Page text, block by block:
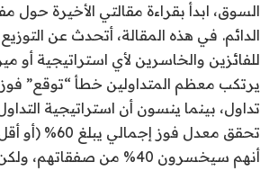
السوق، ابدأ بقراءة مقالتي الأخيرة حول
الدائم. في هذه المقالة، أتحدث عن
للفائزين والخاسرين لأي استراتيجية أو
يرتكب معظم المتداولين خطأ “توقع”
تداول، بينما ينسون أن استراتيجية
تحقق معدل فوز
أنهم سيخسرون 40% من